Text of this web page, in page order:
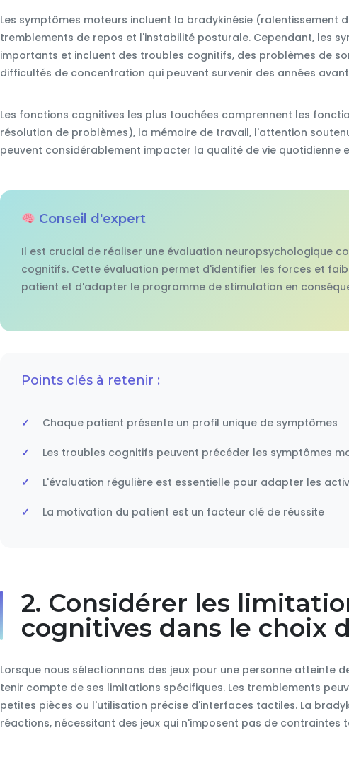
Les symptômes moteurs incluent la bradykinésie (ralentissement
tremblements de repos et l'instabilité posturale. Cependant, les
importants et incluent des troubles cognitifs, des problèmes de
difficultés de concentration qui peuvent survenir des années
Les fonctions cognitives les plus touchées comprennent les
résolution de problèmes), la mémoire de travail, l'attention
peuvent considérablement impacter la qualité de vie quotidienne
Conseil d'expert
Il est crucial de réaliser une évaluation neuropsychologique
cognitifs. Cette évaluation permet d'identifier les forces et
patient et d'adapter le programme de stimulation en
Points clés à retenir :
Chaque patient présente un profil unique de symptômes
Les troubles cognitifs peuvent précéder les symptômes
L'évaluation régulière est essentielle pour adapter les
La motivation du patient est un facteur clé de réussite
2. Considérer les
cognitives dans le choix
Lorsque nous sélectionnons des jeux pour une personne atteinte
tenir compte de ses limitations spécifiques. Les tremblements
petites pièces ou l'utilisation précise d'interfaces tactiles. La
réactions, nécessitant des jeux qui n'imposent pas de contraintes